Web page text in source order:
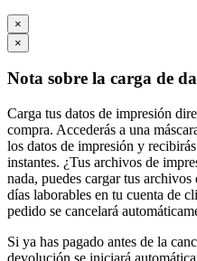
×
×
Nota sobre la carga de
Carga tus datos de impresión
compra. Accederás a una
los datos de impresión y
instantes. ¿Tus archivos de
nada, puedes cargar tus
días laborables en tu cuenta de
pedido se cancelará
Si ya has pagado antes de la
devolución se iniciará